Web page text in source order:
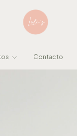
Contacto